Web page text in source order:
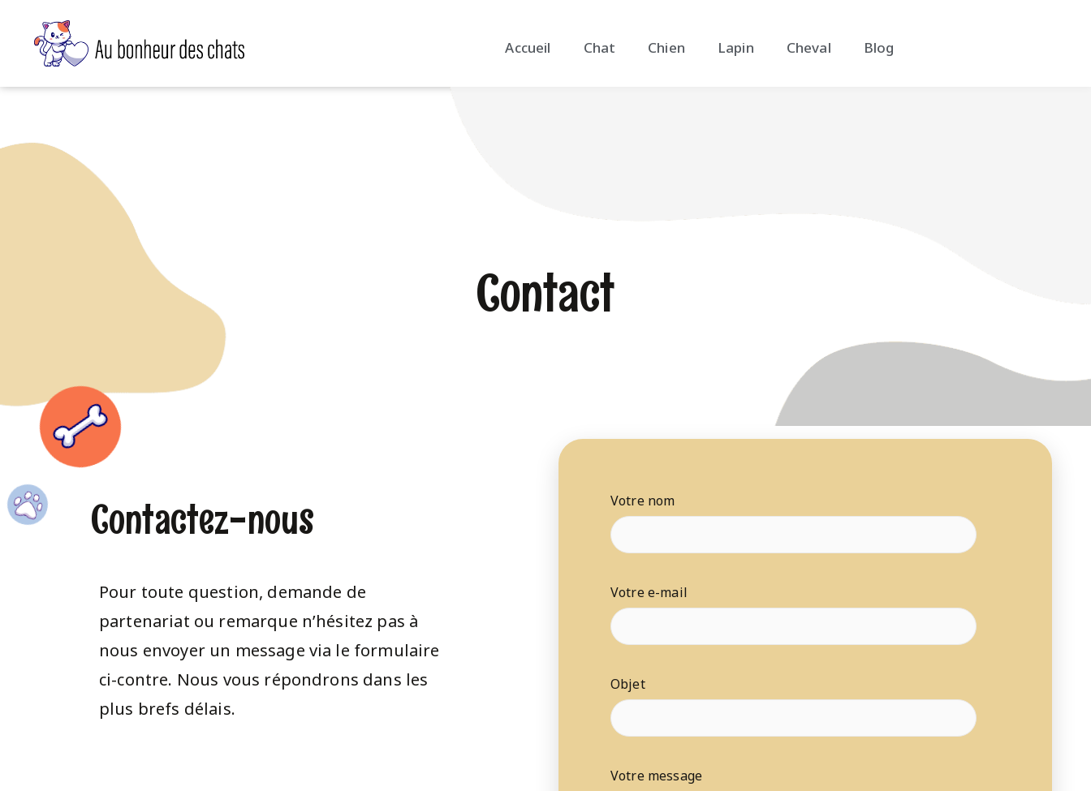
Accueil Chat Chien Lapin Cheval Blog
Contact
Contactez-nous
Pour toute question, demande de
partenariat ou remarque n’hésitez pas à
nous envoyer un message via le formulaire
ci-contre. Nous vous répondrons dans les
plus brefs délais.
Votre nom
Votre e-mail
Objet
Votre message